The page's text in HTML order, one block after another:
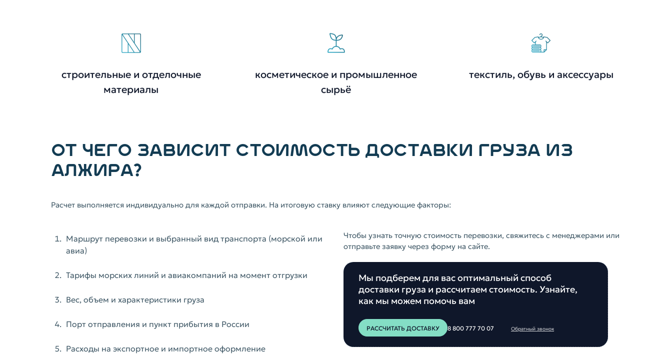
строительные и отделочные
материалы
косметическое и промышленное
сырьё
текстиль, обувь и аксессуары
ОТ ЧЕГО ЗАВИСИТ СТОИМОСТЬ ДОСТАВКИ ГРУЗА ИЗ
АЛЖИРА?
Расчет выполняется индивидуально для каждой отправки. На итоговую ставку влияют следующие факторы:
Маршрут перевозки и выбранный вид транспорта (морской или
авиа)
Тарифы морских линий и авиакомпаний на момент отгрузки
Вес, объем и характеристики груза
Порт отправления и пункт прибытия в России
Расходы на экспортное и импортное оформление
Чтобы узнать точную стоимость перевозки, свяжитесь с менеджерами или
отправьте заявку через форму на сайте.
Мы подберем для вас оптимальный способ
доставки груза и рассчитаем стоимость. Узнайте,
как мы можем помочь вам
РАССЧИТАТЬ ДОСТАВКУ 8 800 777 70 07 Обратный звонок